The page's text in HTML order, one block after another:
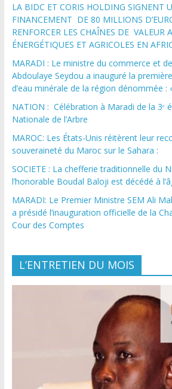
LA BIDC ET CORIS HOLDING SIGNENT
FINANCEMENT DE 80 MILLIONS
RENFORCER LES CHAÎNES DE VALEUR
ÉNERGÉTIQUES ET AGRICOLES EN
MARADI : Le ministre du commerce et
Abdoulaye Seydou a inauguré la
d’eau minérale de la région dénommée :
NATION : Célébration à Maradi de la 3ᵉ
Nationale de l’Arbre
MAROC: Les États-Unis réitèrent leur
souveraineté du Maroc sur le Sahara :
SOCIETE : La chefferie traditionnelle du
l’honorable Boudal Baloji est décédé à
MARADI: Le Premier Ministre SEM Ali
a présidé l’inauguration officielle de la
Cour des Comptes
L’ENTRETIEN DU MOIS